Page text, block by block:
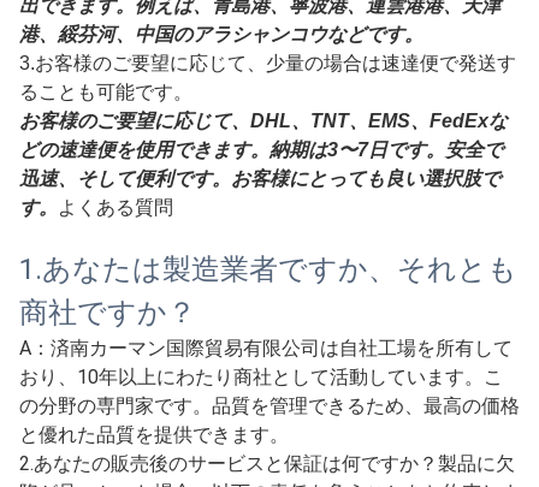
ージは非常に頑丈で、木箱はしっかりと固定されており、
輸送中の水や損傷を防ぐために防水フィルムで覆われてい
ます。梱包前に、お客様のニーズに応じて対応するラベル
や出荷マークを貼り付けることもできます。すべての商品
は丁寧に梱包されています。2.数量に応じて、速達便、航
空輸送、海上輸送、自動車輸送、鉄道輸送などを使用でき
ます。
当社は独自の貨物運送業者を所有しており、お客様の指定
り、EXW、FOB、CIFなど、お客様のさまざまな配送要
件を満たすことができます。また、中国の多くの港から輸
出できます。例えば、青島港、寧波港、連雲港港、天津
港、綏芬河、中国のアラシャンコウなどです。
3.お客様のご要望に応じて、少量の場合は速達便で発送す
ることも可能です。
お客様のご要望に応じて、DHL、TNT、EMS、FedExな
どの速達便を使用できます。納期は3〜7日です。安全で